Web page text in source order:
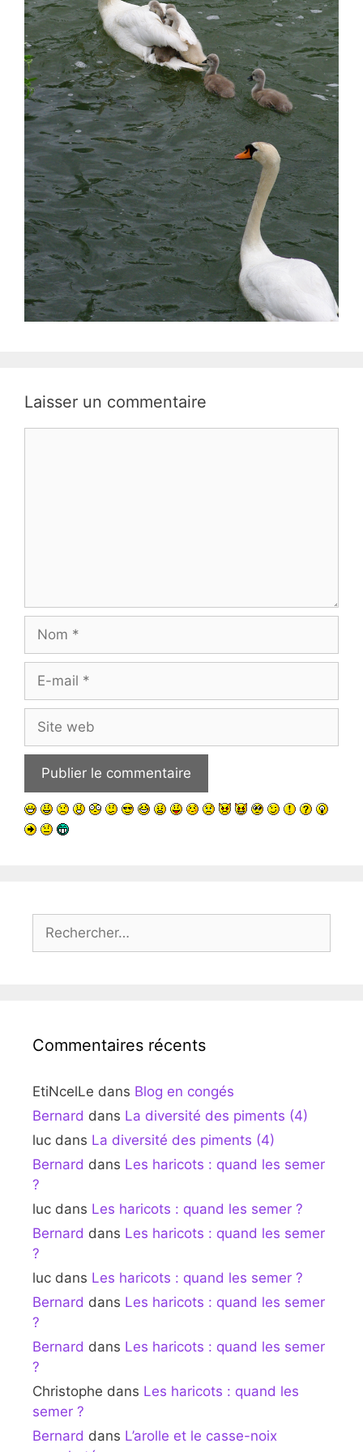
Laisser un commentaire
Nom
Site
web
Rechercher :
Commentaires récents
EtiNcelLe dans Blog en congés
Bernard dans La diversité des piments (4)
luc dans La diversité des piments (4)
Bernard dans Les haricots : quand les semer
?
luc dans Les haricots : quand les semer ?
Bernard dans Les haricots : quand les semer
?
luc dans Les haricots : quand les semer ?
Bernard dans Les haricots : quand les semer
?
Bernard dans Les haricots : quand les semer
?
Christophe dans Les haricots : quand les
semer ?
Bernard dans L’arolle et le casse-noix